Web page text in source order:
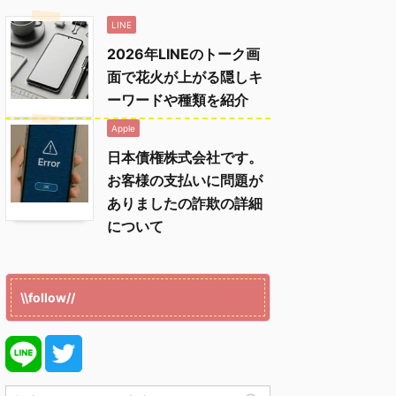
LINE
2026年LINEのトーク画
面で花火が上がる隠しキ
ーワードや種類を紹介
Apple
日本債権株式会社です。
お客様の支払いに問題が
ありましたの詐欺の詳細
について
\\follow//